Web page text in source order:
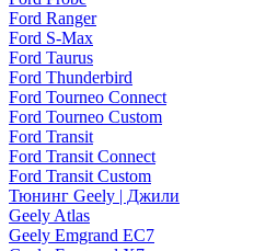
Ford Ranger
Ford S-Max
Ford Taurus
Ford Thunderbird
Ford Tourneo Connect
Ford Tourneo Custom
Ford Transit
Ford Transit Connect
Ford Transit Custom
Тюнинг Geely | Джили
Geely Atlas
Geely Emgrand EC7